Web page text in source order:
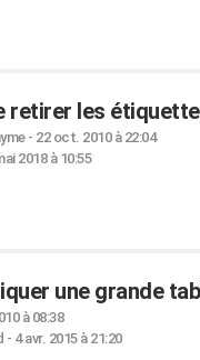
retirer les
- 22 oct. 2010 à 22:04
2018 à 10:55
une grande
à 08:38
- 4 avr. 2015 à 21:20